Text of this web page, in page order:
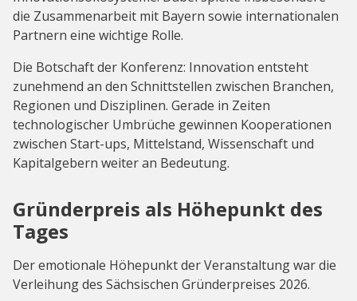
die Zusammenarbeit mit Bayern sowie internationalen
Partnern eine wichtige Rolle.
Die Botschaft der Konferenz: Innovation entsteht
zunehmend an den Schnittstellen zwischen Branchen,
Regionen und Disziplinen. Gerade in Zeiten
technologischer Umbrüche gewinnen Kooperationen
zwischen Start-ups, Mittelstand, Wissenschaft und
Kapitalgebern weiter an Bedeutung.
Gründerpreis als Höhepunkt des
Tages
Der emotionale Höhepunkt der Veranstaltung war die
Verleihung des Sächsischen Gründerpreises 2026.